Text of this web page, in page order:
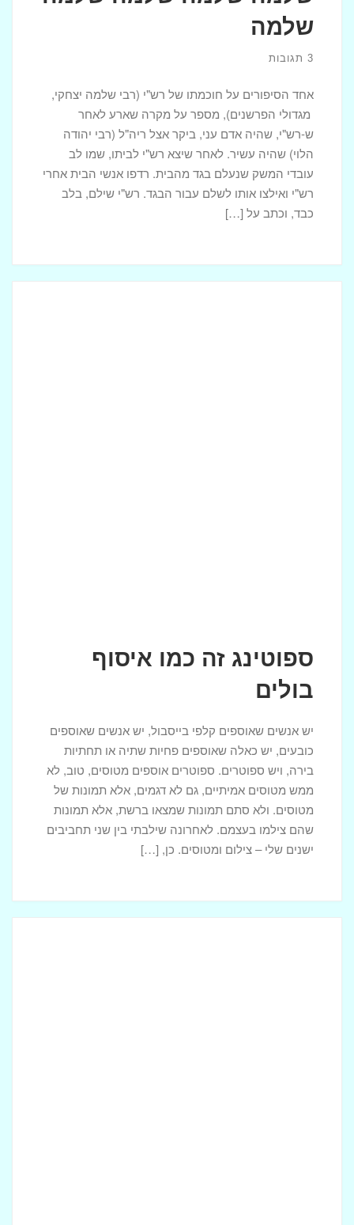
שלמה
3 תגובות
אחד הסיפורים על חוכמתו של רש"י (רבי שלמה יצחקי,
מגדולי הפרשנים), מספר על מקרה שארע לאחר
ש-רש"י, שהיה אדם עני, ביקר אצל ריה"ל (רבי יהודה
הלוי) שהיה עשיר. לאחר שיצא רש"י לביתו, שמו לב
עובדי המשק שנעלם בגד מהבית. רדפו אנשי הבית אחרי
רש"י ואילצו אותו לשלם עבור הבגד. רש"י שילם, בלב
כבד, וכתב על […]
ספוטינג זה כמו איסוף
בולים
יש אנשים שאוספים קלפי בייסבול, יש אנשים שאוספים
כובעים, יש כאלה שאוספים פחיות שתיה או תחתיות
בירה, ויש ספוטרים. ספוטרים אוספים מטוסים, טוב, לא
ממש מטוסים אמיתיים, גם לא דגמים, אלא תמונות של
מטוסים. ולא סתם תמונות שמצאו ברשת, אלא תמונות
שהם צילמו בעצמם. לאחרונה שילבתי בין שני תחביבים
ישנים שלי – צילום ומטוסים. כן, […]